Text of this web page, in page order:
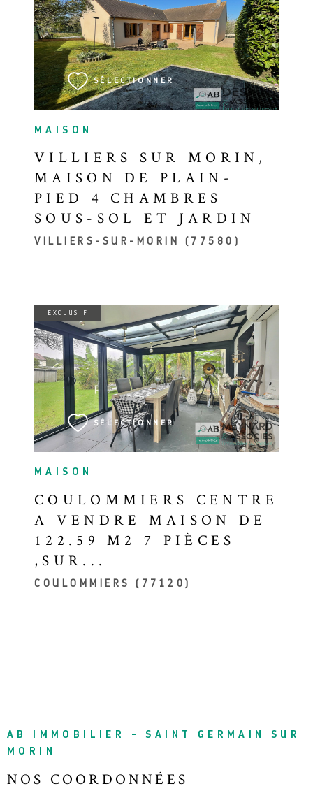
MAISON
VILLIERS SUR MORIN,
MAISON DE PLAIN-
PIED 4 CHAMBRES
SOUS-SOL ET JARDIN
VILLIERS-SUR-MORIN (77580)
SÉLECTIONNER
VOIR LE BIEN
MAISON
COULOMMIERS CENTRE
A VENDRE MAISON DE
122.59 M2 7 PIÈCES
,SUR...
COULOMMIERS (77120)
EXCLUSIF
SÉLECTIONNER
VOIR LE BIEN
AB IMMOBILIER - SAINT GERMAIN SUR
MORIN
NOS COORDONNÉES